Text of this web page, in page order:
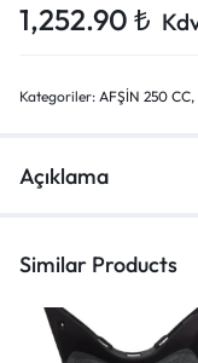
1,252.90 ₺
Kategoriler: AFŞİN 250 CC,
Açıklama
Similar Products